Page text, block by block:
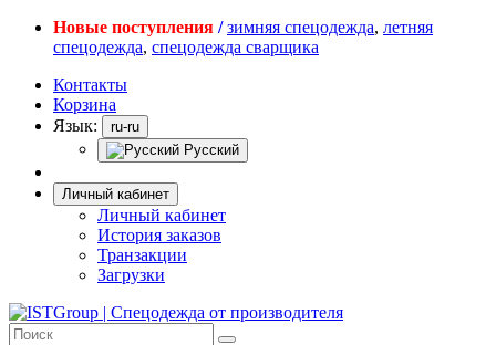
Новые поступления / зимняя спецодежда, летняя
спецодежда, спецодежда сварщика
Контакты
Корзина
Язык:
ru-ru
Русский
Личный кабинет
Личный кабинет
История заказов
Транзакции
Загрузки